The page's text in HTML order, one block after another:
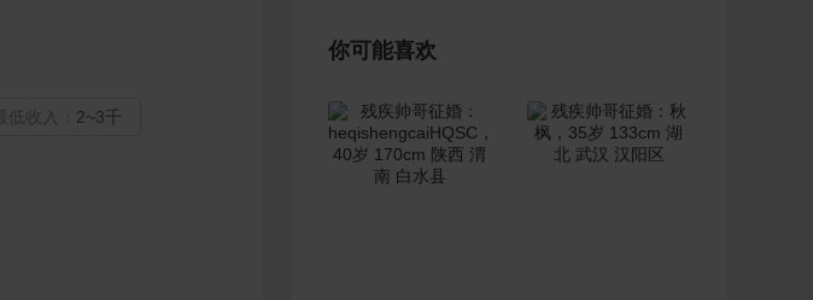
最低收入： 2~3千
你可能喜欢